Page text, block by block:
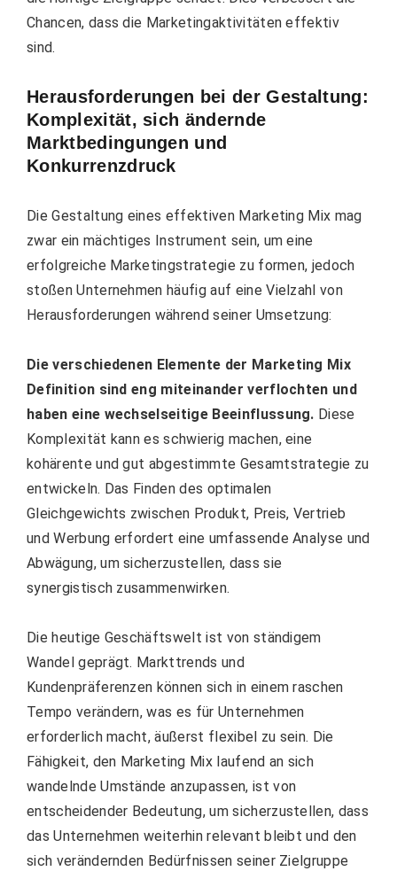
Chancen, dass die Marketingaktivitäten effektiv
sind.
Herausforderungen bei der Gestaltung:
Komplexität, sich ändernde
Marktbedingungen und
Konkurrenzdruck
Die Gestaltung eines effektiven Marketing Mix mag
zwar ein mächtiges Instrument sein, um eine
erfolgreiche Marketingstrategie zu formen, jedoch
stoßen Unternehmen häufig auf eine Vielzahl von
Herausforderungen während seiner Umsetzung:
Die verschiedenen Elemente der Marketing Mix
Definition sind eng miteinander verflochten und
haben eine wechselseitige Beeinflussung. Diese
Komplexität kann es schwierig machen, eine
kohärente und gut abgestimmte Gesamtstrategie zu
entwickeln. Das Finden des optimalen
Gleichgewichts zwischen Produkt, Preis, Vertrieb
und Werbung erfordert eine umfassende Analyse und
Abwägung, um sicherzustellen, dass sie
synergistisch zusammenwirken.
Die heutige Geschäftswelt ist von ständigem
Wandel geprägt. Markttrends und
Kundenpräferenzen können sich in einem raschen
Tempo verändern, was es für Unternehmen
erforderlich macht, äußerst flexibel zu sein. Die
Fähigkeit, den Marketing Mix laufend an sich
wandelnde Umstände anzupassen, ist von
entscheidender Bedeutung, um sicherzustellen, dass
das Unternehmen weiterhin relevant bleibt und den
sich verändernden Bedürfnissen seiner Zielgruppe